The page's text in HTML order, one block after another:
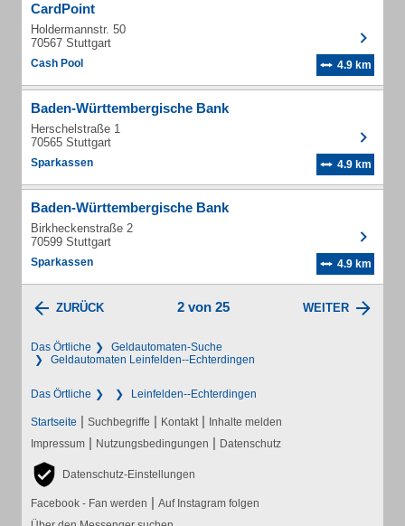
CardPoint
Holdermannstr. 50
70567 Stuttgart
Cash Pool 4.9 km
Baden-Württembergische Bank
Herschelstraße 1
70565 Stuttgart
Sparkassen 4.9 km
Baden-Württembergische Bank
Birkheckenstraße 2
70599 Stuttgart
Sparkassen 4.9 km
ZURÜCK 2 von 25 WEITER
Das Örtliche
Geldautomaten-Suche
Geldautomaten Leinfelden--Echterdingen
Das Örtliche Leinfelden--Echterdingen
Startseite | Suchbegriffe | Kontakt | Inhalte melden
Impressum | Nutzungsbedingungen | Datenschutz
Datenschutz-Einstellungen
Facebook - Fan werden | Auf Instagram folgen